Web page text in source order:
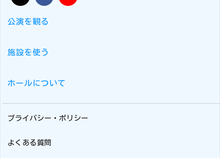
公演を観る
施設を使う
ホールについて
プライバシー・ポリシー
よくある質問